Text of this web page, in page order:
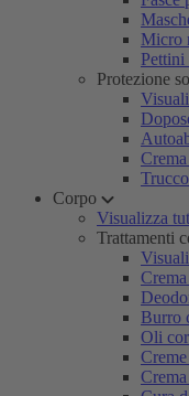
Micro
Pettini
Protezione
Corpo
Visualizza
Trattamenti
Burro
Oli